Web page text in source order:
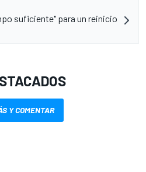
suficiente" para un reinicio
Y COMENTAR